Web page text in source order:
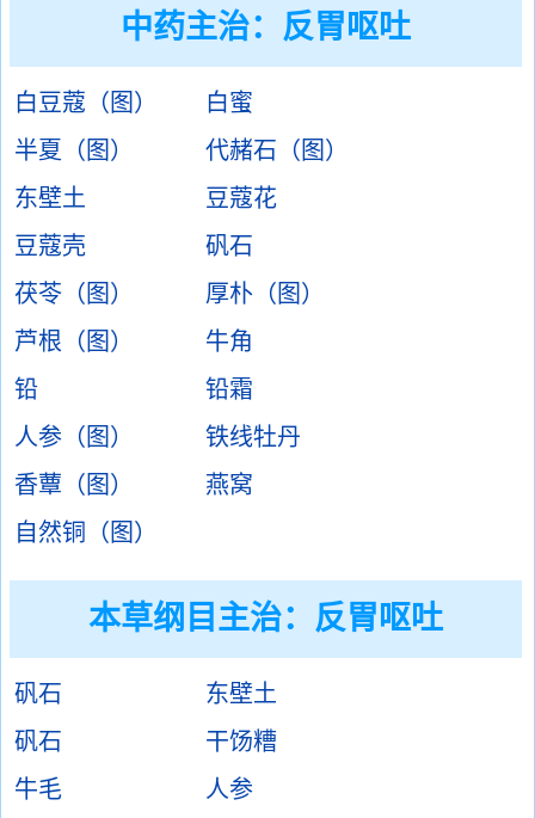
中药主治： 反胃呕吐
白豆蔻（图）
白蜜
半夏（图）
代赭石（图）
东壁土
豆蔻花
豆蔻壳
矾石
茯苓（图）
厚朴（图）
芦根（图）
牛角
铅
铅霜
人参（图）
铁线牡丹
香蕈（图）
燕窝
自然铜（图）
本草纲目主治：反胃呕吐
矾石
东壁土
矾石
干饧糟
牛毛
人参